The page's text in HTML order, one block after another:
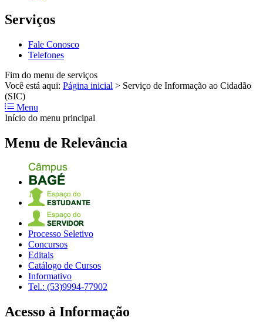
Serviços
Fale Conosco
Telefones
Fim do menu de serviços
Você está aqui: Página inicial > Serviço de Informação ao Cidadão
(SIC)
Menu
Início do menu principal
Menu de Relevância
Processo Seletivo
Concursos
Editais
Catálogo de Cursos
Informativo
Tel.: (53)9994-77902
Acesso à Informação